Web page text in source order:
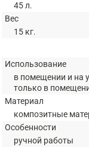
45 л.
Вес
15 кг.
Использование
в помещении и на
только в
Материал
композитные
Особенности
ручной работы